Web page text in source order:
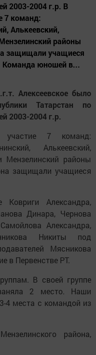
2003-2004 г.р. В
7 команд:
Алькеевский,
районы
защищали учащиеся
юношей в...
Алексеевское было
Татарстан по
2003-2004 г.р.
участие 7 команд:
Алькеевский,
Мензелинский районы
защищали учащиеся
Александра,
Динара, Чернова
Александра,
Никиты под
Мясникова
в Первенстве РТ.
В своей группе
2 место. Наши
4 места с командой из
района,